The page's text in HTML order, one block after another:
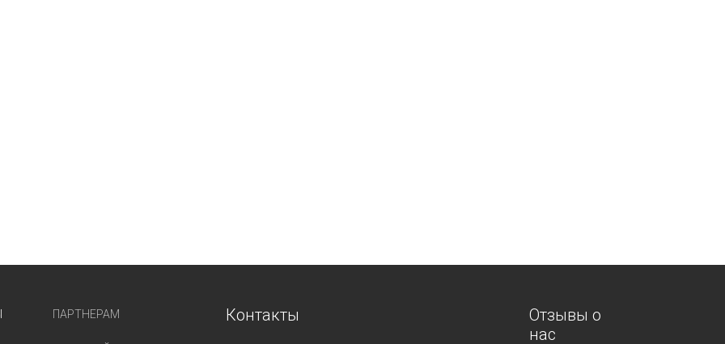
ПАРТНЕРАМ Контакты
Отзывы о
нас